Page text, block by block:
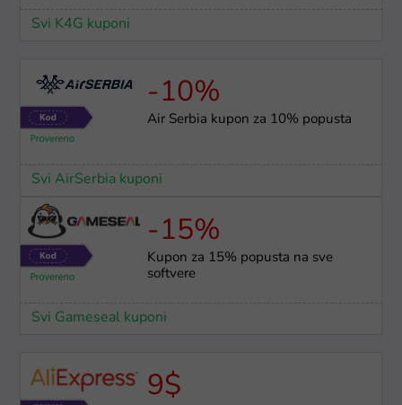
Svi K4G kuponi
-10%
Air Serbia kupon za 10% popusta
Svi AirSerbia kuponi
-15%
Kupon za 15% popusta na sve
softvere
Svi Gameseal kuponi
9$